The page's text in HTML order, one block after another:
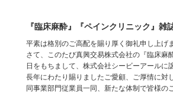
『臨床麻酔』『ペインクリニック』雑
平素は格別のご高配を賜り厚く御礼申し上げ
さて、このたび真興交易株式会社の『臨床
日をもちまして、株式会社シービーアールに
長年にわたり賜りましたご愛顧、ご厚情に対
同事業部門従業員一同、新たな体制で皆様